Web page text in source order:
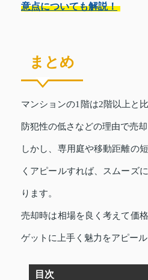
意点についても解説！
まとめ
マンションの1階は2階以上と
防犯性の低さなどの理由で売
しかし、専用庭や移動距離の
くアピールすれば、スムーズ
ります。
売却時は相場を良く考えて価
ゲットに上手く魅力をアピール
目次